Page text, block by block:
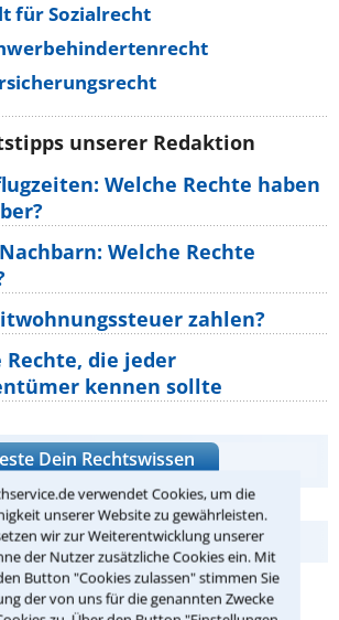
verwendet Cookies, um die
unserer Website zu gewährleisten.
wir zur Weiterentwicklung unserer
der Nutzer zusätzliche Cookies ein. Mit
Button "Cookies zulassen" stimmen Sie
der von uns für die genannten Zwecke
für Sozialrecht
unserer Redaktion
Welche Rechte haben
Welche Rechte
zahlen?
die jeder
kennen sollte
Dein Rechtswissen
Anwaltsuche?